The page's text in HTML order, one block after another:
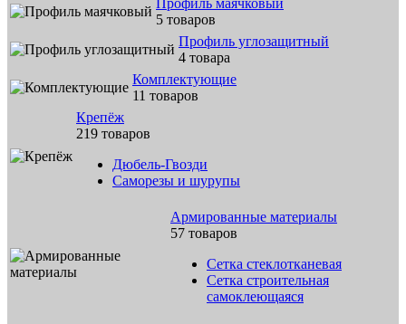
Профиль маячковый
5 товаров
Профиль углозащитный
4 товара
Комплектующие
11 товаров
Крепёж
219 товаров
Дюбель-Гвозди
Саморезы и шурупы
Армированные материалы
57 товаров
Сетка стеклотканевая
Сетка строительная
самоклеющаяся